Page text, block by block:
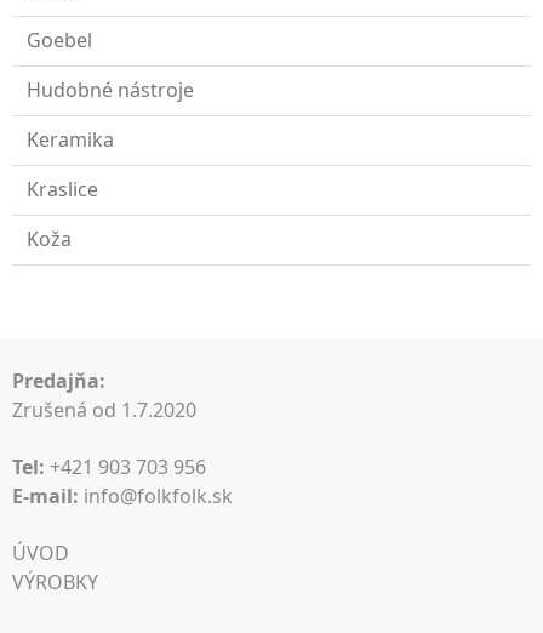
Goebel
Hudobné nástroje
Keramika
Kraslice
Koža
Predajňa:
Zrušená od 1.7.2020
Tel: +421 903 703 956
E-mail: info@folkfolk.sk
ÚVOD
VÝROBKY